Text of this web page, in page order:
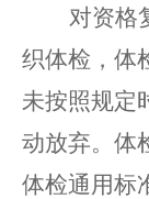
对资格
织体检，体
未按照规定
动放弃。 体
体检通用标